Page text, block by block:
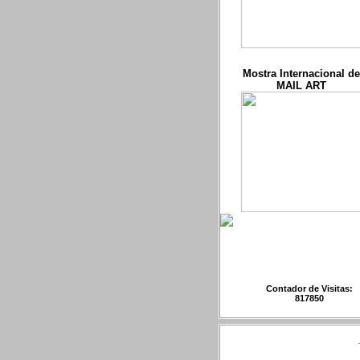
Mostra Internacional de
MAIL ART
Contador de Visitas:
817850